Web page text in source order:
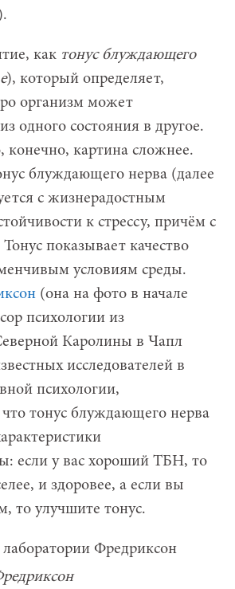
как тонус блуждающего
), который определяет,
организм может
одного состояния в другое.
картина сложнее.
блуждающего нерва (далее
с жизнерадостным
к стрессу, причём с
показывает качество
условиям среды.
(она на фото в начале
психологии из
Каролины в Чапл
исследователей в
психологии,
тонус блуждающего нерва
если у вас хороший ТБН, то
и здоровее, а если вы
то улучшите тонус.